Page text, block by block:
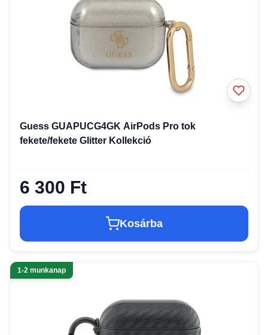
Guess GUAPUCG4GK AirPods Pro tok
fekete/fekete Glitter Kollekció
6 300 Ft
Kosárba
1-2 munkanap